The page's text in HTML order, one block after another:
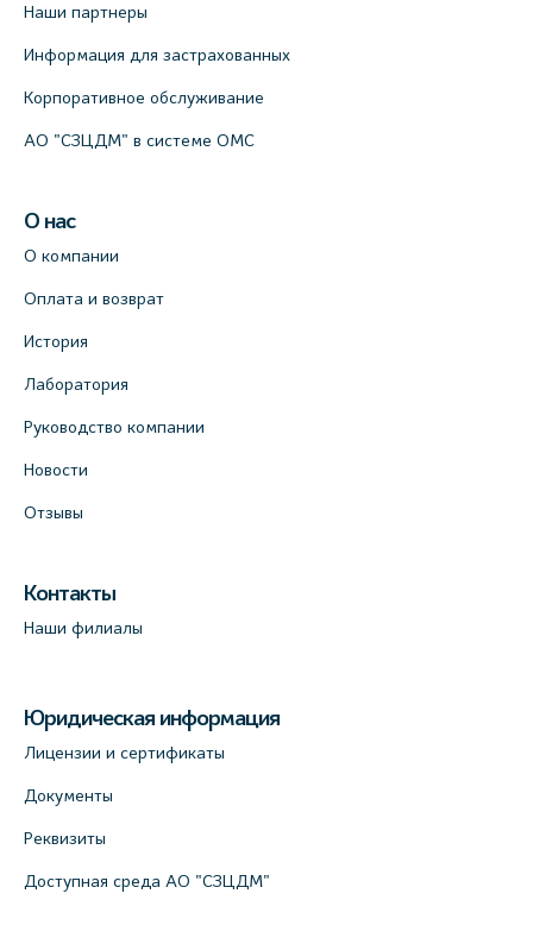
Наши партнеры
Информация для застрахованных
Корпоративное обслуживание
АО "СЗЦДМ" в системе ОМС
О нас
О компании
Оплата и возврат
История
Лаборатория
Руководство компании
Новости
Отзывы
Контакты
Наши филиалы
Юридическая информация
Лицензии и сертификаты
Документы
Реквизиты
Доступная среда АО "СЗЦДМ"